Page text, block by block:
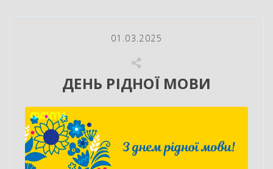
01.03.2025
ДЕНЬ РІДНОЇ МОВИ